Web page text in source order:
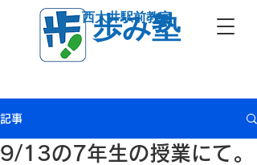
歩み塾
西大井駅前教室
記事
9/13の7年生の授業にて。